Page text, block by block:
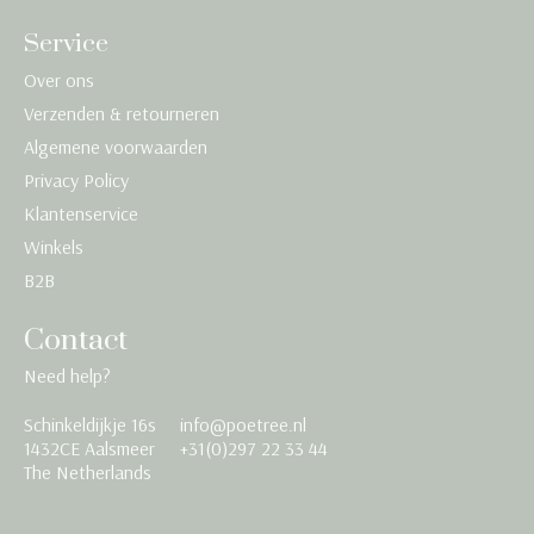
Service
Over ons
Verzenden & retourneren
Algemene voorwaarden
Privacy Policy
Klantenservice
Winkels
B2B
Contact
Need help?
Schinkeldijkje 16s
1432CE Aalsmeer
The Netherlands
info@poetree.nl
+31(0)297 22 33 44